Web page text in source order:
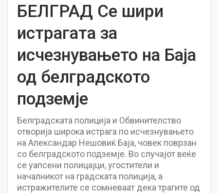
БЕЛГРАД Се шири
истрагата за
исчезнувањето на Баја
од белградското
подземје
Белградската полиција и Обвинителство
отворија широка истрага по исчезнувањето
на Александар Нешовиќ Баја, човек поврзан
со белградското подземје. Во случајот веќе
се уапсени полицајци, угостители и
началникот на градската полиција, а
истражителите се сомневаат дека трагите од